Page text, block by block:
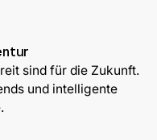
sind für die Zukunft.
und intelligente